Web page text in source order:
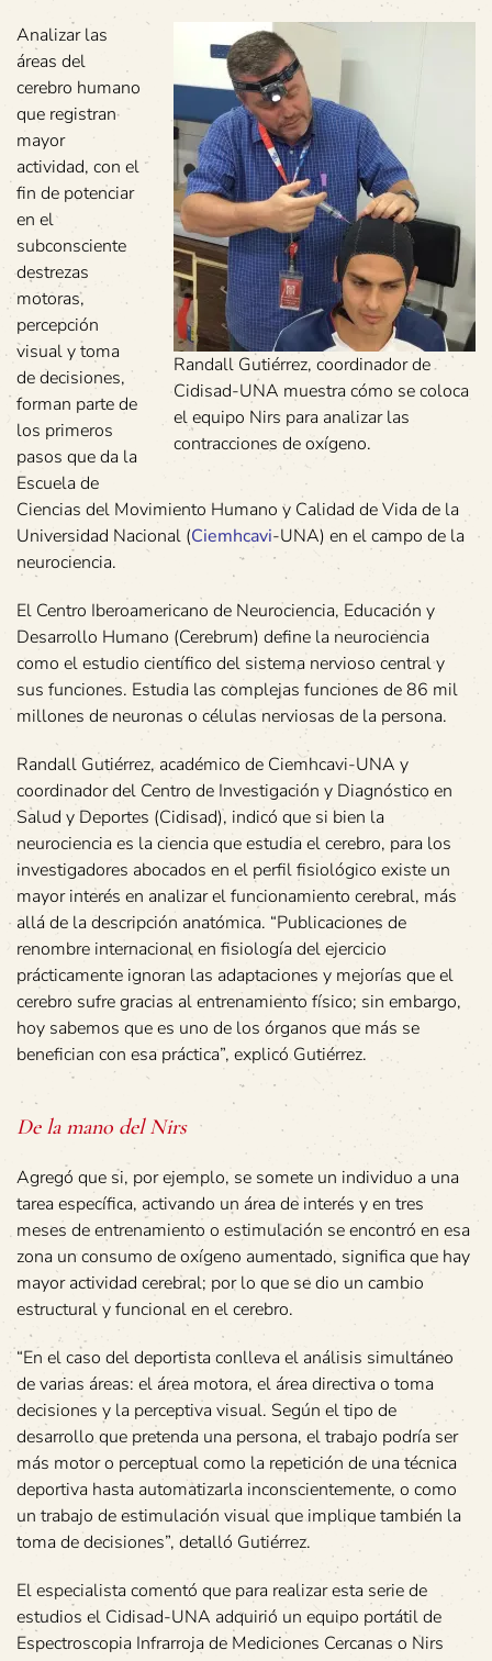
Randall Gutiérrez, coordinador de
Cidisad-UNA muestra cómo se coloca
el equipo Nirs para analizar las
contracciones de oxígeno.
Analizar las
áreas del
cerebro humano
que registran
mayor
actividad, con el
fin de potenciar
en el
subconsciente
destrezas
motoras,
percepción
visual y toma
de decisiones,
forman parte de
los primeros
pasos que da la
Escuela de
Ciencias del Movimiento Humano y Calidad de Vida de la
Universidad Nacional (Ciemhcavi-UNA) en el campo de la
neurociencia.
El Centro Iberoamericano de Neurociencia, Educación y
Desarrollo Humano (Cerebrum) define la neurociencia
como el estudio científico del sistema nervioso central y
sus funciones. Estudia las complejas funciones de 86 mil
millones de neuronas o células nerviosas de la persona.
Randall Gutiérrez, académico de Ciemhcavi-UNA y
coordinador del Centro de Investigación y Diagnóstico en
Salud y Deportes (Cidisad), indicó que si bien la
neurociencia es la ciencia que estudia el cerebro, para los
investigadores abocados en el perfil fisiológico existe un
mayor interés en analizar el funcionamiento cerebral, más
allá de la descripción anatómica. “Publicaciones de
renombre internacional en fisiología del ejercicio
prácticamente ignoran las adaptaciones y mejorías que el
cerebro sufre gracias al entrenamiento físico; sin embargo,
hoy sabemos que es uno de los órganos que más se
benefician con esa práctica”, explicó Gutiérrez.
De la mano del Nirs
Agregó que si, por ejemplo, se somete un individuo a una
tarea específica, activando un área de interés y en tres
meses de entrenamiento o estimulación se encontró en esa
zona un consumo de oxígeno aumentado, significa que hay
mayor actividad cerebral; por lo que se dio un cambio
estructural y funcional en el cerebro.
“En el caso del deportista conlleva el análisis simultáneo
de varias áreas: el área motora, el área directiva o toma
decisiones y la perceptiva visual. Según el tipo de
desarrollo que pretenda una persona, el trabajo podría ser
más motor o perceptual como la repetición de una técnica
deportiva hasta automatizarla inconscientemente, o como
un trabajo de estimulación visual que implique también la
toma de decisiones”, detalló Gutiérrez.
El especialista comentó que para realizar esta serie de
estudios el Cidisad-UNA adquirió un equipo portátil de
Espectroscopia Infrarroja de Mediciones Cercanas o Nirs